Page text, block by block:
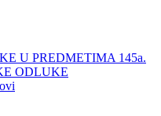
U PREDMETIMA 145a.
ODLUKE